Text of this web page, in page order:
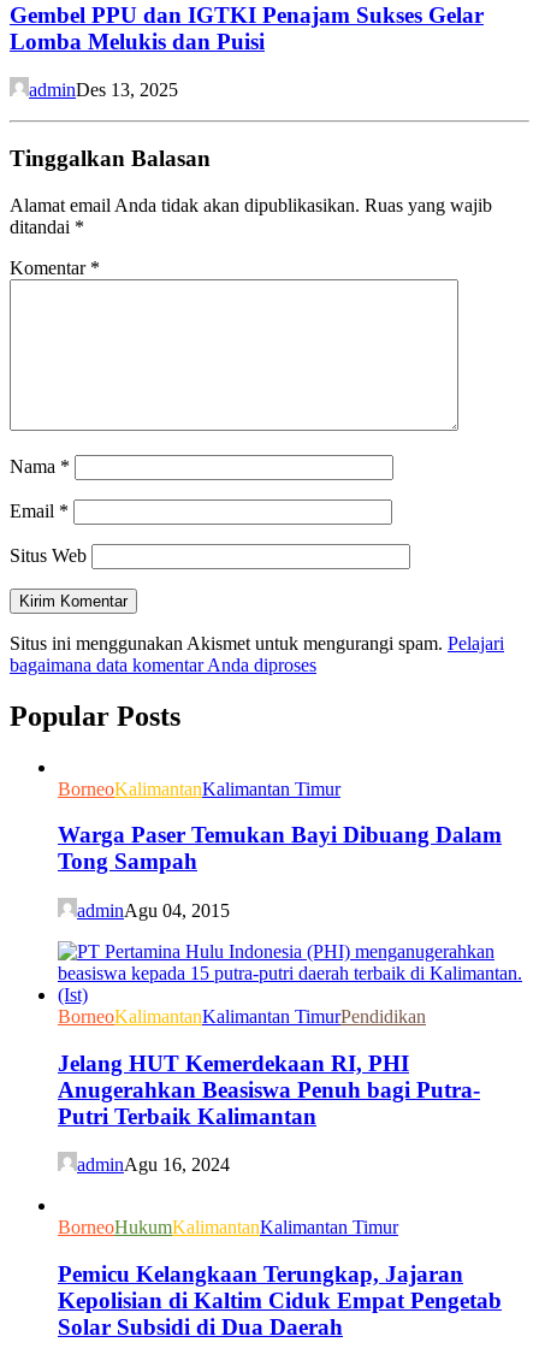
Gembel PPU dan IGTKI Penajam Sukses Gelar
Lomba Melukis dan Puisi
adminDes 13, 2025
Tinggalkan Balasan
Alamat email Anda tidak akan dipublikasikan. Ruas yang wajib
ditandai *
Komentar *
Nama *
Email *
Situs Web
Situs ini menggunakan Akismet untuk mengurangi spam. Pelajari
bagaimana data komentar Anda diproses
Popular Posts
BorneoKalimantanKalimantan Timur
Warga Paser Temukan Bayi Dibuang Dalam
Tong Sampah
adminAgu 04, 2015
BorneoKalimantanKalimantan TimurPendidikan
Jelang HUT Kemerdekaan RI, PHI
Anugerahkan Beasiswa Penuh bagi Putra-
Putri Terbaik Kalimantan
adminAgu 16, 2024
BorneoHukumKalimantanKalimantan Timur
Pemicu Kelangkaan Terungkap, Jajaran
Kepolisian di Kaltim Ciduk Empat Pengetab
Solar Subsidi di Dua Daerah